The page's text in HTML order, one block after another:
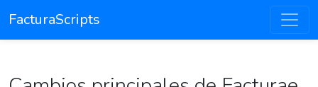
FacturaScripts